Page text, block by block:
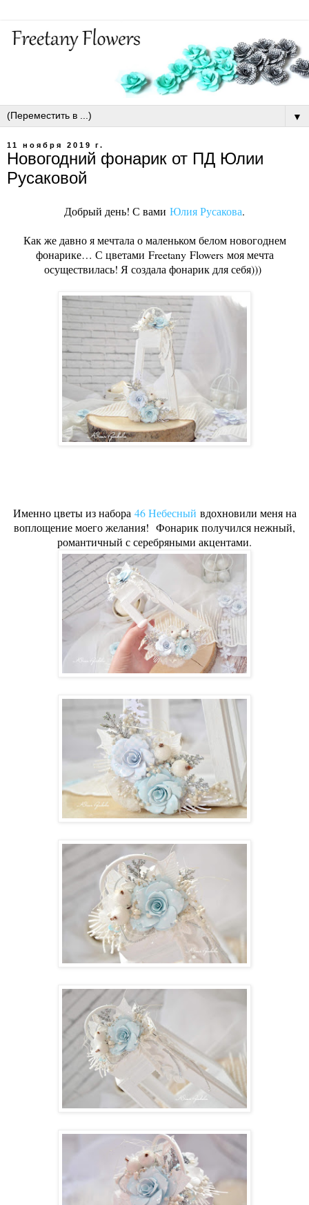
▼
11 ноября 2019 г.
Новогодний фонарик от ПД Юлии
Русаковой
Добрый день! С вами Юлия Русакова.
Как же давно я мечтала о маленьком белом новогоднем
фонарике… С цветами Freetany Flowers моя мечта
осуществилась! Я создала фонарик для себя)))
Именно цветы из набора 46 Небесный вдохновили меня на
воплощение моего желания! Фонарик получился нежный,
романтичный с серебряными акцентами.